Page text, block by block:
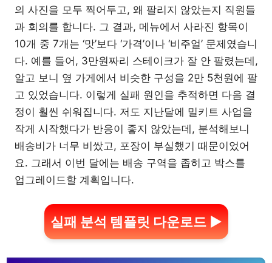
의 사진을 모두 찍어두고, 왜 팔리지 않았는지 직원들
과 회의를 합니다. 그 결과, 메뉴에서 사라진 항목이
10개 중 7개는 ‘맛’보다 ‘가격’이나 ‘비주얼’ 문제였습니
다. 예를 들어, 3만원짜리 스테이크가 잘 안 팔렸는데,
알고 보니 옆 가게에서 비슷한 구성을 2만 5천원에 팔
고 있었습니다. 이렇게 실패 원인을 추적하면 다음 결
정이 훨씬 쉬워집니다. 저도 지난달에 밀키트 사업을
작게 시작했다가 반응이 좋지 않았는데, 분석해보니
배송비가 너무 비쌌고, 포장이 부실했기 때문이었어
요. 그래서 이번 달에는 배송 구역을 좁히고 박스를
업그레이드할 계획입니다.
실패 분석 템플릿 다운로드 ▶